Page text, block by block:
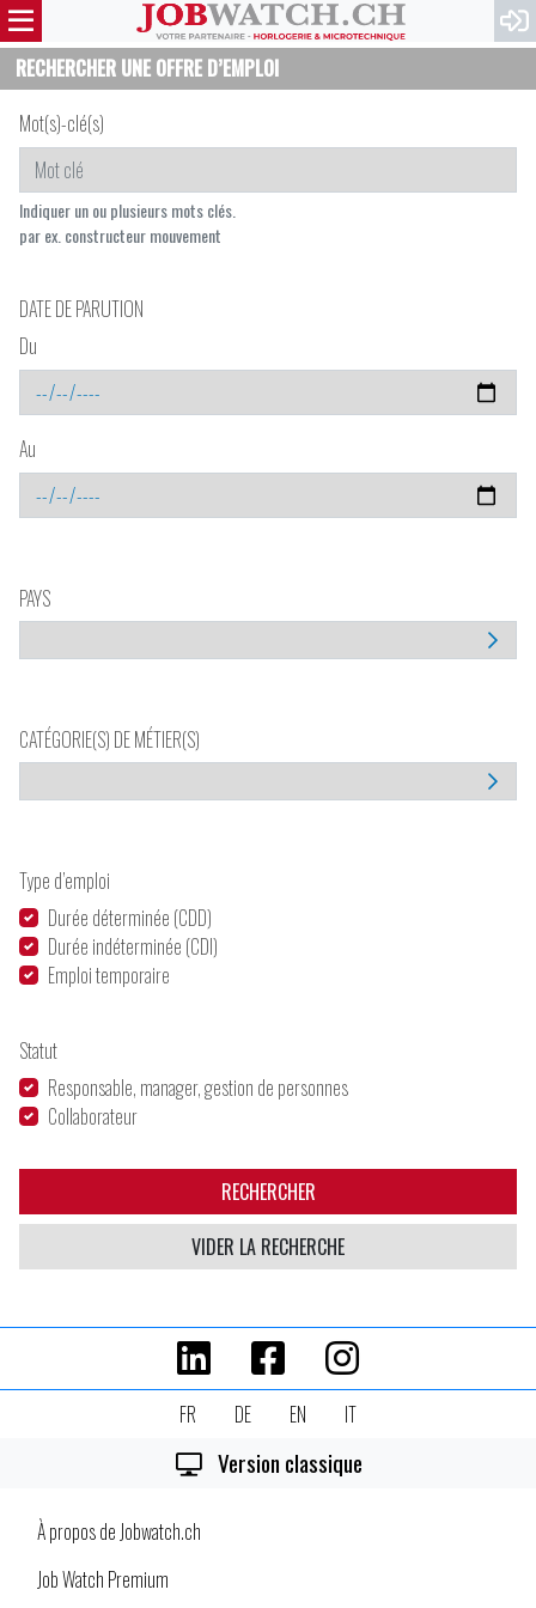
RECHERCHER UNE OFFRE D’EMPLOI
Mot(s)-clé(s)
Indiquer un ou plusieurs mots clés.
par ex. constructeur mouvement
DATE DE PARUTION
Du
Au
PAYS
CATÉGORIE(S) DE MÉTIER(S)
Type d’emploi
Durée déterminée (CDD)
Durée indéterminée (CDI)
Emploi temporaire
Statut
Responsable, manager, gestion de personnes
Collaborateur
RECHERCHER
VIDER LA RECHERCHE
FR DE EN IT
Version classique
À propos de Jobwatch.ch
Job Watch Premium